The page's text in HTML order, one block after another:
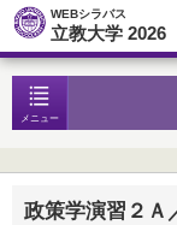
WEBシラバス
立教大学 2026
メニュー
政策学演習２